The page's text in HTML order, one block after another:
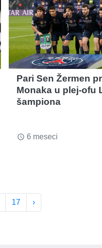
Pari Sen Žermen
Monaka u plej-ofu
šampiona
access_time 6 meseci
17 ›